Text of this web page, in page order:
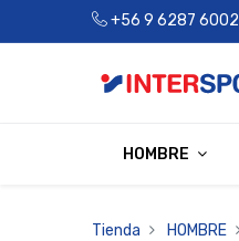
+56 9 6287 6002
HOMBRE
Tienda HOMBRE